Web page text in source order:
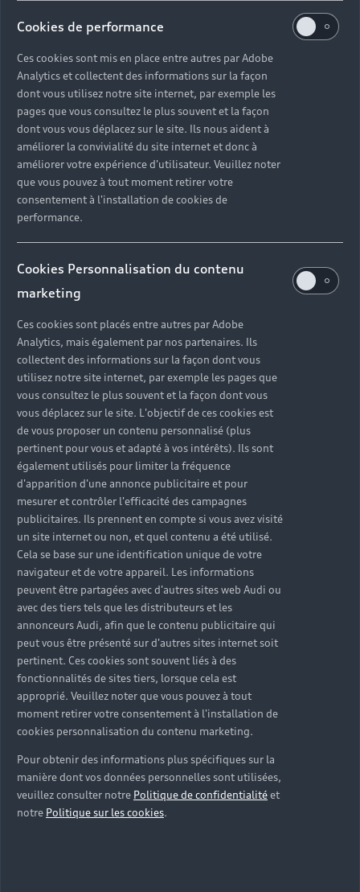
Cookies de performance
Ces cookies sont mis en place entre autres par Adobe
Analytics et collectent des informations sur la façon
dont vous utilisez notre site internet, par exemple les
pages que vous consultez le plus souvent et la façon
dont vous vous déplacez sur le site. Ils nous aident à
améliorer la convivialité du site internet et donc à
améliorer votre expérience d'utilisateur. Veuillez noter
que vous pouvez à tout moment retirer votre
consentement à l'installation de cookies de
performance.
Cookies Personnalisation du contenu
marketing
Ces cookies sont placés entre autres par Adobe
Analytics, mais également par nos partenaires. Ils
collectent des informations sur la façon dont vous
utilisez notre site internet, par exemple les pages que
vous consultez le plus souvent et la façon dont vous
vous déplacez sur le site. L'objectif de ces cookies est
de vous proposer un contenu personnalisé (plus
pertinent pour vous et adapté à vos intérêts). Ils sont
également utilisés pour limiter la fréquence
d'apparition d'une annonce publicitaire et pour
mesurer et contrôler l'efficacité des campagnes
publicitaires. Ils prennent en compte si vous avez visité
un site internet ou non, et quel contenu a été utilisé.
Cela se base sur une identification unique de votre
navigateur et de votre appareil. Les informations
peuvent être partagées avec d'autres sites web Audi ou
avec des tiers tels que les distributeurs et les
annonceurs Audi, afin que le contenu publicitaire qui
peut vous être présenté sur d'autres sites internet soit
pertinent. Ces cookies sont souvent liés à des
fonctionnalités de sites tiers, lorsque cela est
approprié. Veuillez noter que vous pouvez à tout
moment retirer votre consentement à l'installation de
cookies personnalisation du contenu marketing.
Pour obtenir des informations plus spécifiques sur la
manière dont vos données personnelles sont utilisées,
veuillez consulter notre Politique de confidentialitéet
notre Politique sur les cookies.